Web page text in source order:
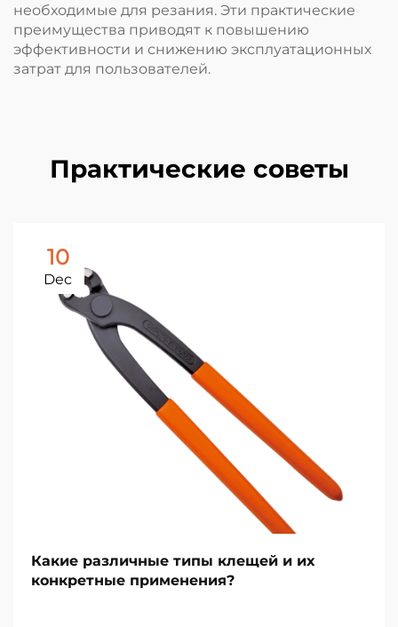
необходимые для резания. Эти практические
преимущества приводят к повышению
эффективности и снижению эксплуатационных
затрат для пользователей.
Практические советы
10
Dec
Какие различные типы клещей и их
конкретные применения?